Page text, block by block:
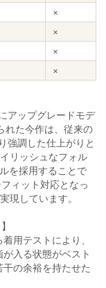
×
×
×
×
アップグレードモデ
れた今作は、従来の
強調した仕上がりと
リッシュなフォル
を採用することで
ィット対応となっ
現しています。
用テストにより、
入る状態がベスト
の余裕を持たせた